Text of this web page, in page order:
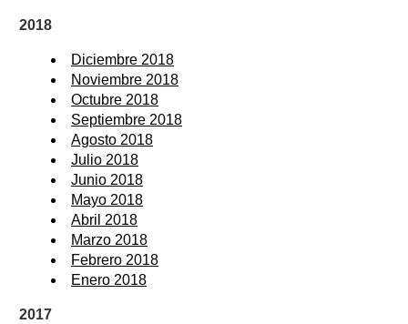
2018
Diciembre 2018
Noviembre 2018
Octubre 2018
Septiembre 2018
Agosto 2018
Julio 2018
Junio 2018
Mayo 2018
Abril 2018
Marzo 2018
Febrero 2018
Enero 2018
2017